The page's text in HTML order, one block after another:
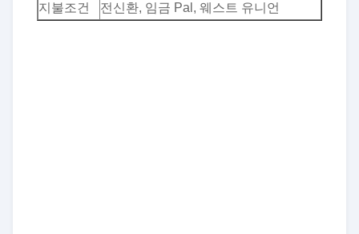
지불조건
전신환, 임금 Pal, 웨스트 유니언